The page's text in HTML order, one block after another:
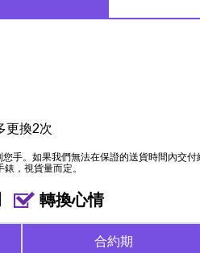
更換2次
手。如果我們無法在保證的送貨時間內交
，視貨量而定。
轉換心情
合約期